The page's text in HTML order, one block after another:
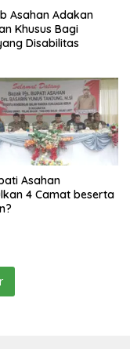
Asahan Adakan
Khusus Bagi
Disabilitas
Asahan
4 Camat beserta